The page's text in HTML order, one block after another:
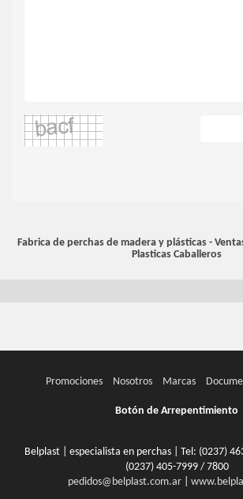
Fabrica de perchas de madera y plásticas -
Plasticas Caballeros
Promociones Nosotros Marcas
Botón de Arrepentimiento
Belplast | especialista en perchas | Tel: (0237)
(0237) 405-7999 / 7800
pedidos@belplast.com.ar|